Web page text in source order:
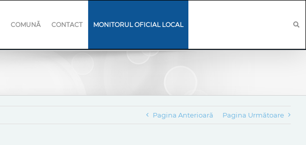
COMUNĂ CONTACT MONITORUL OFICIAL LOCAL
Pagina Anterioară Pagina Următoare